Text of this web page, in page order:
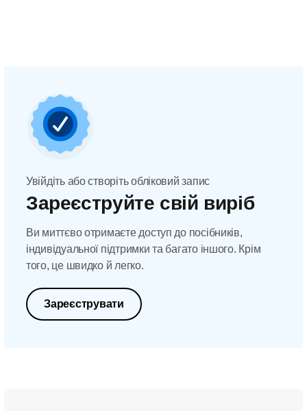
Увійдіть або створіть обліковий запис
Зареєструйте свій виріб
Ви миттєво отримаєте доступ до посібників,
індивідуальної підтримки та багато іншого. Крім
того, це швидко й легко.
Зареєструвати